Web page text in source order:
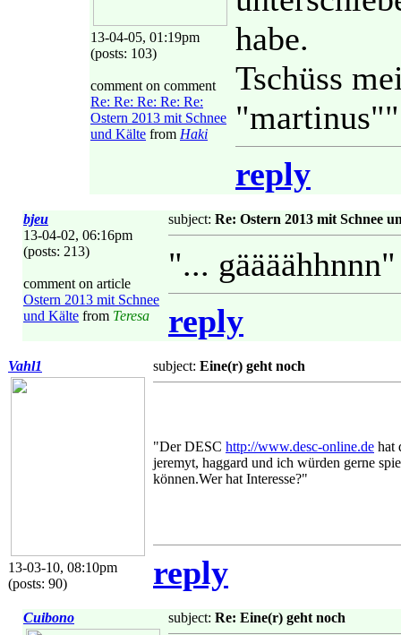
13-04-05, 01:19pm
(posts: 103)
comment on comment
Re: Re: Re: Re: Re:
Ostern 2013 mit Schnee
und Kälte from Haki
habe.
Tschüss
"martinus""
reply
bjeu
13-04-02, 06:16pm
(posts: 213)
comment on article
Ostern 2013 mit Schnee
und Kälte from Teresa
subject: Re: Ostern 2013 mit Schnee
"... gäääähhnnn"
reply
Vahl1
13-03-10, 08:10pm
(posts: 90)
subject: Eine(r) geht noch
"Der DESC http://www.desc-online.de hat
jeremyt, haggard und ich würden gerne
können.Wer hat Interesse?"
reply
Cuibono subject: Re: Eine(r) geht noch